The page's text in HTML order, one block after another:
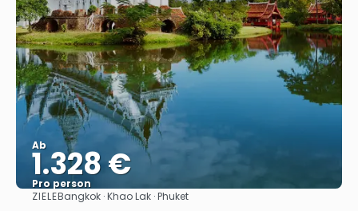
Ab
1.328 €
Pro person
Sehen
ZIELEBangkok · Khao Lak · Phuket